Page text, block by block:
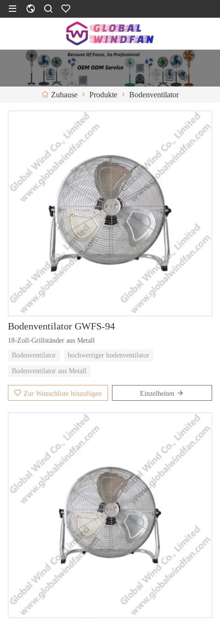
Zuhause Produkte Bodenventilator
Bodenventilator GWFS-94
18-Zoll-Grillständer aus Metall
Bodenventilator
hochwertiger bodenventilator
Bodenventilator aus Metall
Zur Wunschliste hinzufügen Einzelheiten